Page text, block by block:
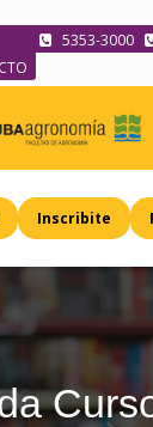
5353-3000
Inscribite